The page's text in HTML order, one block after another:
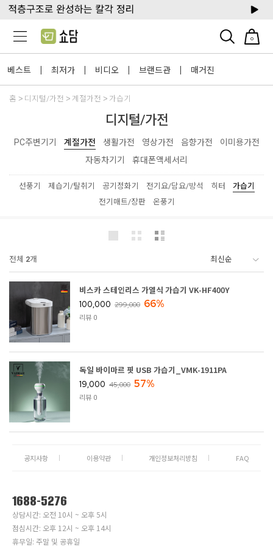
0
베스트 | 최저가 | 비디오 | 브랜드관 | 매거진
홈 디지털/가전 계절가전 가습기
디지털/가전
PC주변기기 계절가전 생활가전 영상가전 음향가전
이미용가전
자동차기기
휴대폰액세서리
선풍기 제습기/탈취기 공기정화기 전기요/담요/방석 히터
가습기
전기매트/장판
온풍기
전체 2개
비스카 스테인리스 가열식 가습기 VK-HF400Y
100,000 299,000 66%
리뷰 0
독일 바이마르 핏 USB 가습기_VMK-1911PA
19,000 45,000 57%
리뷰 0
공지사항 이용약관 개인정보처리방침 FAQ
1688-5276
상담시간: 오전 10시 ~ 오후 5시
점심시간: 오후 12시 ~ 오후 14시
휴무일: 주말 및 공휴일